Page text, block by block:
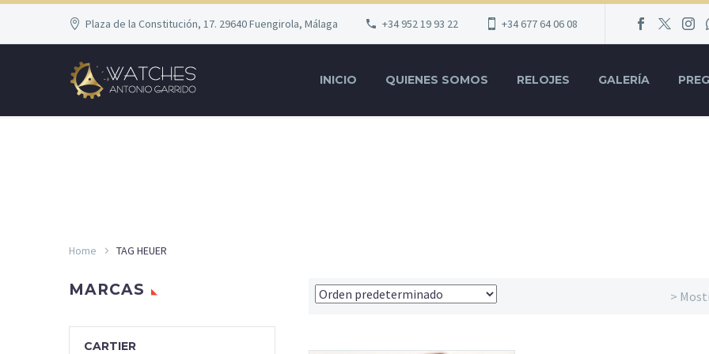
Plaza de la Constitución, 17. 29640 Fuengirola, Málaga +34 952 19 93 22 +34 677 64 06 08
INICIO QUIENES SOMOS RELOJES GALERÍA
Home TAG HEUER
>
MARCAS
CARTIER